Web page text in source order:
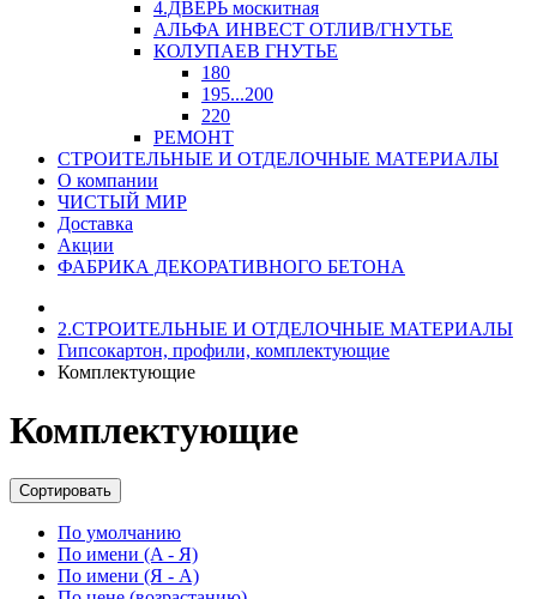
4.ДВЕРЬ москитная
АЛЬФА ИНВЕСТ ОТЛИВ/ГНУТЬЕ
КОЛУПАЕВ ГНУТЬЕ
180
195...200
220
РЕМОНТ
СТРОИТЕЛЬНЫЕ И ОТДЕЛОЧНЫЕ МАТЕРИАЛЫ
О компании
ЧИСТЫЙ МИР
Доставка
Акции
ФАБРИКА ДЕКОРАТИВНОГО БЕТОНА
2.СТРОИТЕЛЬНЫЕ И ОТДЕЛОЧНЫЕ МАТЕРИАЛЫ
Гипсокартон, профили, комплектующие
Комплектующие
Комплектующие
Сортировать
По умолчанию
По имени (A - Я)
По имени (Я - A)